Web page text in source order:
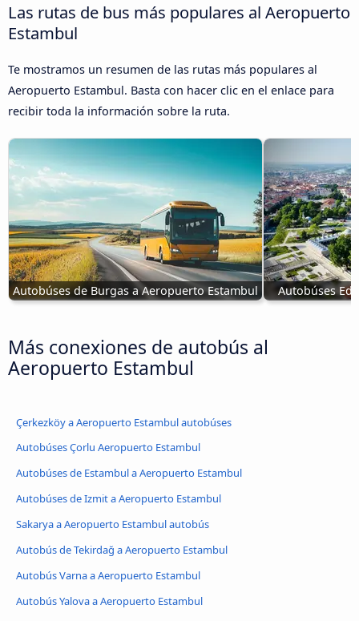
Las rutas de bus más populares al Aeropuerto
Estambul
Te mostramos un resumen de las rutas más populares al
Aeropuerto Estambul. Basta con hacer clic en el enlace para
recibir toda la información sobre la ruta.
Autobúses de Burgas a Aeropuerto Estambul Autobúses
Más conexiones de autobús al
Aeropuerto Estambul
Çerkezköy a Aeropuerto Estambul autobúses
Autobúses Çorlu Aeropuerto Estambul
Autobúses de Estambul a Aeropuerto Estambul
Autobúses de Izmit a Aeropuerto Estambul
Sakarya a Aeropuerto Estambul autobús
Autobús de Tekirdağ a Aeropuerto Estambul
Autobús Varna a Aeropuerto Estambul
Autobús Yalova a Aeropuerto Estambul